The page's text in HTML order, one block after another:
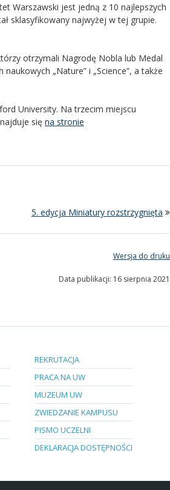
Warszawski jest jedną z 10 najlepszych
sklasyfikowany najwyżej w tej grupie.
otrzymali Nagrodę Nobla lub Medal
„Nature” i „Science”, a także
University. Na trzecim miejscu
się na stronie
5. edycja Miniatury rozstrzygnięta
Wersja do druku
Data publikacji: 16 sierpnia 2021
REKRUTACJA
PRACA NA UW
MUZEUM UW
ZWIEDZANIE KAMPUSU
PISMO UCZELNI
DEKLARACJA DOSTĘPNOŚCI